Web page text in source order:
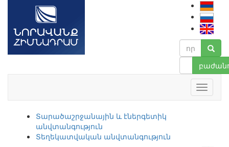
Տարածաշրջանային և էներգետիկ
անվտանգություն
Տեղեկատվական անվտանգություն